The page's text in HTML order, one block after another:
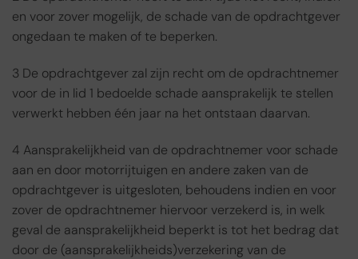
en voor zover mogelijk, de schade van de opdrachtgever
ongedaan te maken of te beperken.
3 De opdrachtgever zal zijn recht om de opdrachtnemer
voor de in lid 1 bedoelde schade aansprakelijk te stellen
verwerkt hebben één jaar na het ontstaan daarvan.
4 Aansprakelijkheid van de opdrachtnemer voor schade
aan en door motorrijtuigen en andere zaken van de
opdrachtgever is uitgesloten, behoudens indien en voor
zover de opdrachtnemer hiervoor verzekerd is, in welk
geval de aansprakelijkheid beperkt is tot het bedrag dat
door de (aansprakelijkheids)verzekering van de